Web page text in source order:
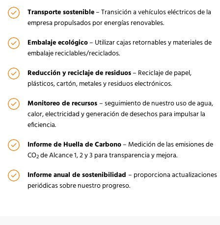
Transporte sostenible– Transición a vehículos eléctricos de la
empresa propulsados por energías renovables.
Embalaje ecológico– Utilizar cajas retornables y materiales de
embalaje reciclables/reciclados.
Reducción y reciclaje de residuos– Reciclaje de papel,
plásticos, cartón, metales y residuos electrónicos.
Monitoreo de recursos– seguimiento de nuestro uso de agua,
calor, electricidad y generación de desechos para impulsar la
eficiencia.
Informe de Huella de Carbono– Medición de las emisiones de
CO2de Alcance 1, 2 y 3 para transparencia y mejora.
Informe anual de sostenibilidad – proporciona actualizaciones
periódicas sobre nuestro progreso.